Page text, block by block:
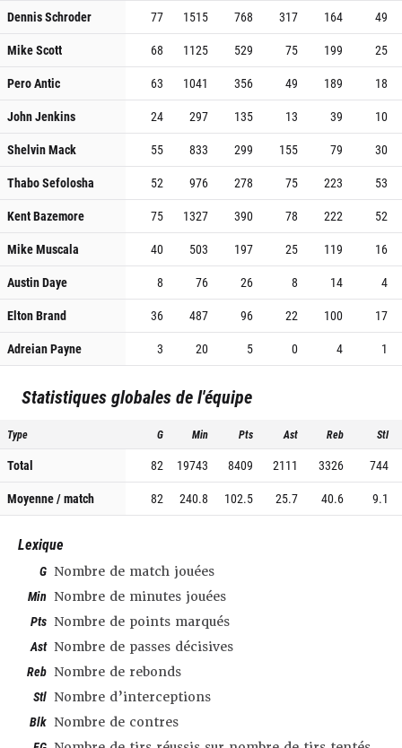
Dennis Schroder
77 1515 768 317 164
49
Mike Scott
68 1125 529 75 199
25
Pero Antic
63 1041 356 49 189
18
John Jenkins
24 297 135 13 39
10
Shelvin Mack
55 833 299 155 79
30
Thabo Sefolosha
52 976 278 75 223
53
Kent Bazemore
75 1327 390 78 222
52
Mike Muscala
40 503 197 25 119
16
Austin Daye
8 76 26 8 14
4
Elton Brand
36 487 96 22 100
17
Adreian Payne
3 20 5 0 4 1
Statistiques globales de l'équipe
Type G Min Pts Ast Reb Stl
Total 82 19743 8409 2111 3326
744
Moyenne / match
82 240.8 102.5 25.7 40.6 9.1
Lexique
G Nombre de match jouées
Min Nombre de minutes jouées
Pts Nombre de points marqués
Ast Nombre de passes décisives
Reb Nombre de rebonds
Stl Nombre d’interceptions
Blk Nombre de contres